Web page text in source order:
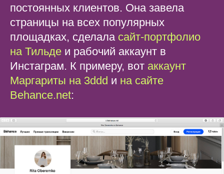
постоянных клиентов. Она завела
страницы на всех популярных
площадках, сделала сайт-портфолио
на Тильде и рабочий аккаунт в
Инстаграм. К примеру, вот аккаунт
Маргариты на 3ddd и на сайте
Behance.net: